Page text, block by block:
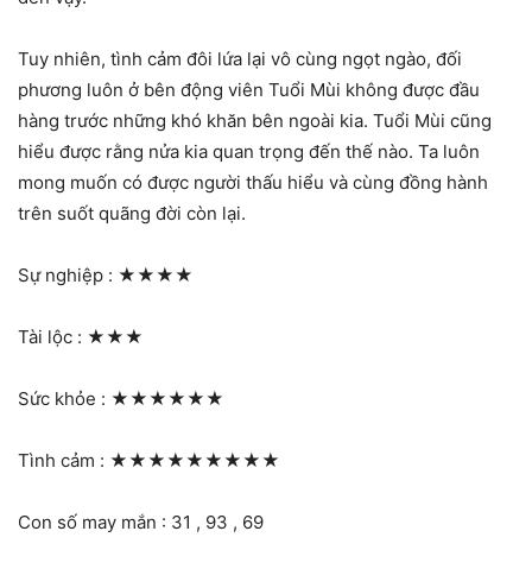
Tuy nhiên, tình cảm đôi lứa lại vô cùng ngọt ngào, đối
phương luôn ở bên động viên Tuổi Mùi không được đầu
hàng trước những khó khăn bên ngoài kia. Tuổi Mùi cũng
hiểu được rằng nửa kia quan trọng đến thế nào. Ta luôn
mong muốn có được người thấu hiểu và cùng đồng hành
trên suốt quãng đời còn lại.
Sự nghiệp : ★★★★
Tài lộc : ★★★
Sức khỏe : ★★★★★★
Tình cảm : ★★★★★★★★★
Con số may mắn : 31 , 93 , 69